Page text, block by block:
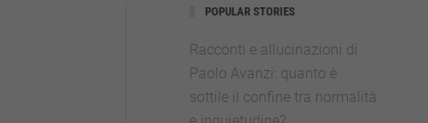
POPULAR STORIES
Racconti e allucinazioni di
Paolo Avanzi: quanto è
sottile il confine tra normalità